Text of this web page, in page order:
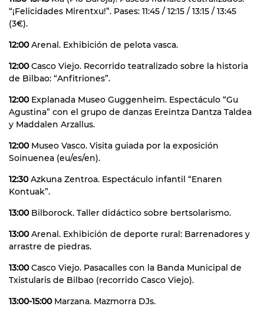
“¡Felicidades Mirentxu!”. Pases: 11:45 / 12:15 / 13:15 / 13:45
(3€).
12:00Arenal. Exhibición de pelota vasca.
12:00Casco Viejo. Recorrido teatralizado sobre la historia
de Bilbao: “Anfitriones”.
12:00Explanada Museo Guggenheim. Espectáculo “Gu
Agustina” con el grupo de danzas Ereintza Dantza Taldea
y Maddalen Arzallus.
12:00Museo Vasco. Visita guiada por la exposición
Soinuenea (eu/es/en).
12:30Azkuna Zentroa. Espectáculo infantil “Enaren
Kontuak”.
13:00Bilborock. Taller didáctico sobre bertsolarismo.
13:00Arenal. Exhibición de deporte rural: Barrenadores y
arrastre de piedras.
13:00Casco Viejo. Pasacalles con la Banda Municipal de
Txistularis de Bilbao (recorrido Casco Viejo).
13:00-15:00Marzana. Mazmorra DJs.